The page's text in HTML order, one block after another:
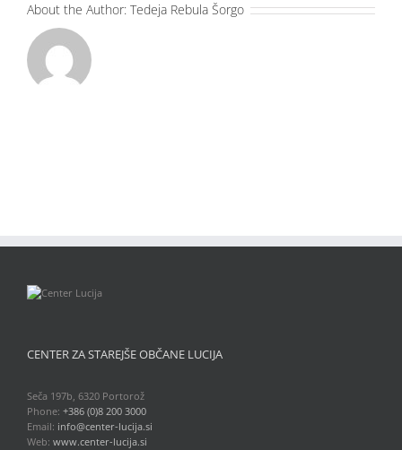
About the Author: Tedeja Rebula Šorgo
CENTER ZA STAREJŠE OBČANE LUCIJA
Seča 197b, 6320 Portorož
Phone: +386 (0)8 200 3000
Email: info@center-lucija.si
Web: www.center-lucija.si